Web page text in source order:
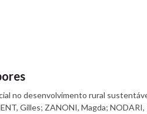
no desenvolvimento rural
Gilles; ZANONI, Magda;